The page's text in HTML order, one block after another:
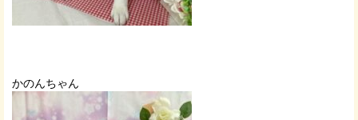
かのんちゃん